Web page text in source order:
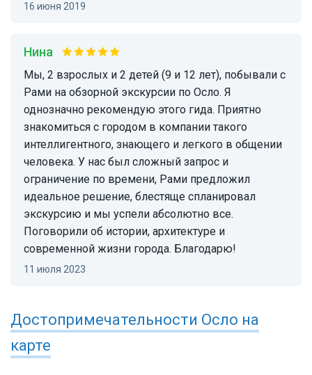
16 июня 2019
Нина
Мы, 2 взрослых и 2 детей (9 и 12 лет), побывали с
Рами на обзорной экскурсии по Осло. Я
однозначно рекомендую этого гида. Приятно
знакомиться с городом в компании такого
интеллигентного, знающего и легкого в общении
человека. У нас был сложный запрос и
ограничение по времени, Рами предложил
идеальное решение, блестяще спланировал
экскурсию и мы успели абсолютно все.
Поговорили об истории, архитектуре и
современной жизни города. Благодарю!
11 июля 2023
Достопримечательности Осло на
карте